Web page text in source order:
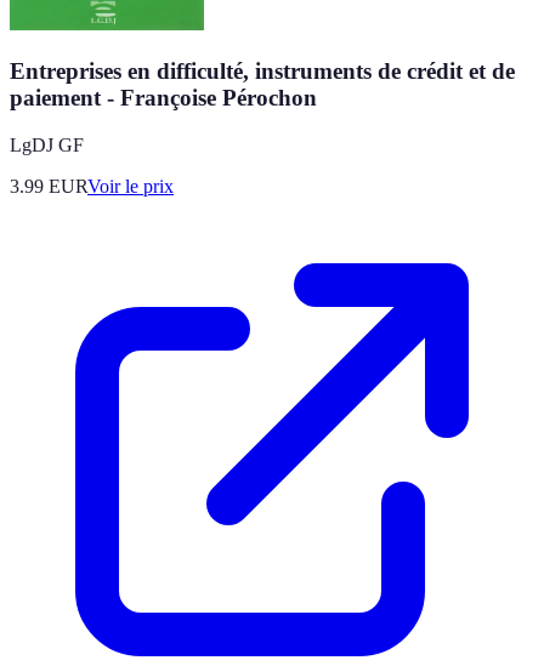
Entreprises en difficulté, instruments de crédit et de
paiement - Françoise Pérochon
LgDJ GF
3.99 EURVoir le prix